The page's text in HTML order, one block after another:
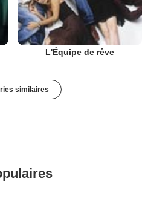
L'Équipe de rêve
similaires